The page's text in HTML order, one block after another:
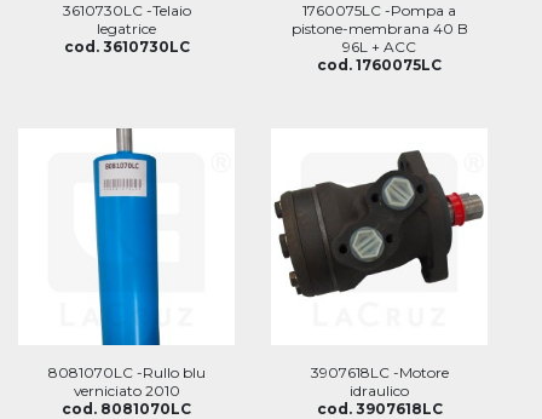
3610730LC -Telaio
legatrice
cod. 3610730LC
1760075LC -Pompa a
pistone-membrana 40 B
96L + ACC
cod. 1760075LC
8081070LC -Rullo blu
verniciato 2010
cod. 8081070LC
3907618LC -Motore
idraulico
cod. 3907618LC